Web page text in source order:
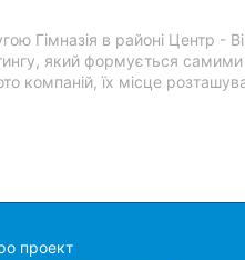
Гімназія в районі Центр -
який формується самими
компаній, їх місце
проект